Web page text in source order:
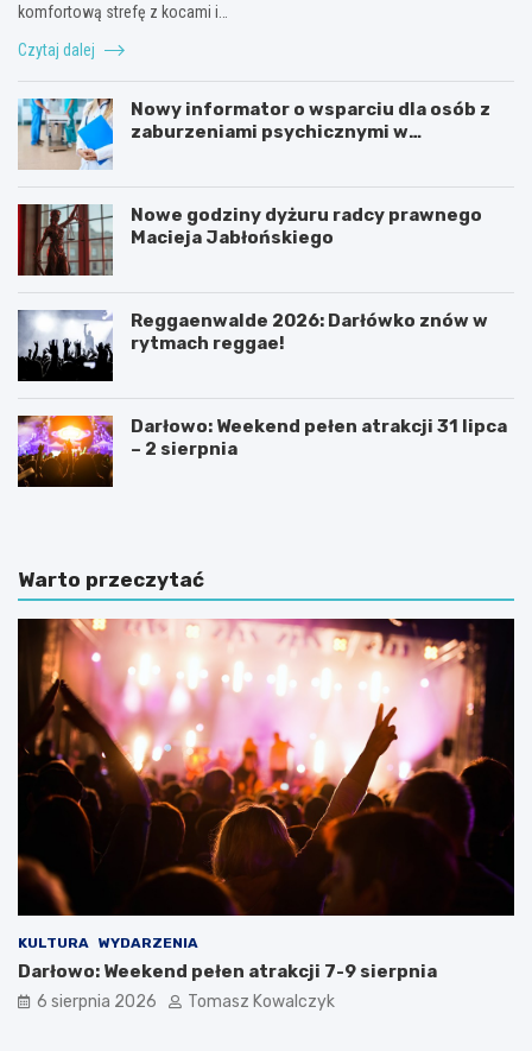
komfortową strefę z kocami i…
Czytaj dalej
Nowy informator o wsparciu dla osób z
zaburzeniami psychicznymi w
Nowe godziny dyżuru radcy prawnego
Macieja Jabłońskiego
Reggaenwalde 2026: Darłówko znów w
rytmach reggae!
Darłowo: Weekend pełen atrakcji 31 lipca
– 2 sierpnia
Warto przeczytać
KULTURA WYDARZENIA
Darłowo: Weekend pełen atrakcji 7-9 sierpnia
6 sierpnia 2026 Tomasz Kowalczyk